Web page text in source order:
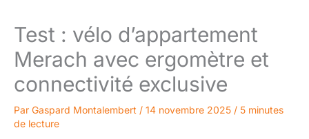
Test : vélo d’appartement
Merach avec ergomètre et
connectivité exclusive
Par Gaspard Montalembert / 14 novembre 2025 / 5 minutes
de lecture